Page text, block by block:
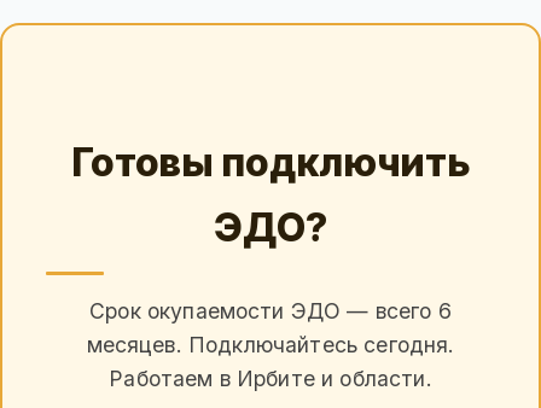
Готовы подключить
ЭДО?
Срок окупаемости ЭДО — всего 6
месяцев. Подключайтесь сегодня.
Работаем в Ирбите и области.